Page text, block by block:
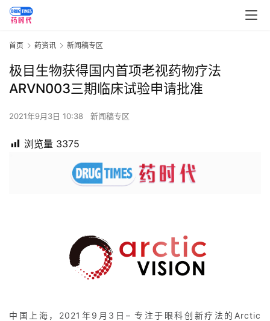
首页 药资讯 新闻稿专区
极目生物获得国内首项老视药物疗法
ARVN003三期临床试验申请批准
2021年9月3日 10:38 新闻稿专区
浏览量 3375
中国上海，2021年9月3日– 专注于眼科创新疗法的Arctic